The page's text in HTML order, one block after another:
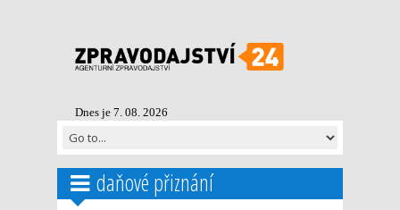
Dnes je 7. 08. 2026
daňové přiznání